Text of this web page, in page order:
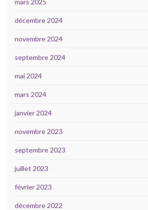
décembre 2024
novembre 2024
septembre 2024
mai 2024
mars 2024
janvier 2024
novembre 2023
septembre 2023
juillet 2023
février 2023
décembre 2022